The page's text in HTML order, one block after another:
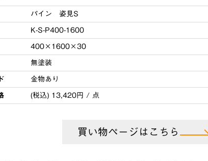
パイン 姿見S
K-S-P400-1600
400×1600×30
無塗装
金物あり
(税込) 13,420円 / 点
買い物ページはこちら